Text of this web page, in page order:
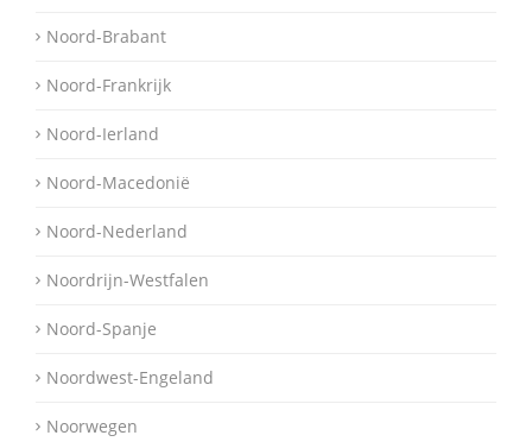
Noord-Brabant
Noord-Frankrijk
Noord-Ierland
Noord-Macedonië
Noord-Nederland
Noordrijn-Westfalen
Noord-Spanje
Noordwest-Engeland
Noorwegen